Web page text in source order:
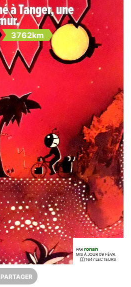
à Tanger, une
3762km
PAR ronan
MIS À JOUR 09 FÉVR.
1647 LECTEURS
PARTAGER